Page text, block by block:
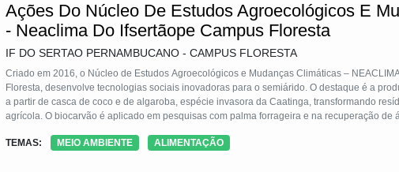
Ações Do Núcleo De Estudos Agroecológicos E
- Neaclima Do Ifsertãope Campus Floresta
IF DO SERTAO PERNAMBUCANO - CAMPUS FLORESTA
Criado em 2016, o Núcleo de Estudos Agroecológicos e Mudanças Climáticas –
Floresta, desenvolve tecnologias sociais inovadoras para o semiárido. O destaque é a
a partir de casca de coco e de algaroba, espécie invasora da Caatinga, transformando
agrícola. O biocarvão é aplicado em pesquisas com palma forrageira e na recuperação de
comunitária, ampliando impacto ambiental e social.
TEMAS: MEIO AMBIENTE ALIMENTAÇÃO